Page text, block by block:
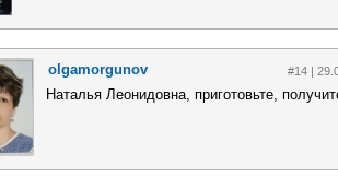
olgamorgunov #14 |
Наталья Леонидовна, приготовьте,